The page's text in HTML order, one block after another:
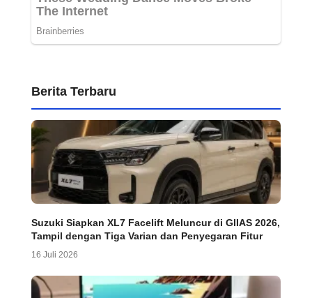
Berita Terbaru
Suzuki Siapkan XL7 Facelift Meluncur di GIIAS 2026,
Tampil dengan Tiga Varian dan Penyegaran Fitur
16 Juli 2026